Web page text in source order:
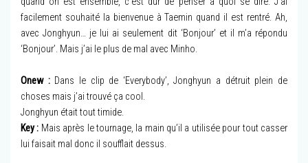
facilement souhaité la bienvenue à Taemin quand il est rentré. Ah,
avec Jonghyun… je lui ai seulement dit ‘Bonjour’ et il m’a répondu
‘Bonjour’. Mais j’ai le plus de mal avec Minho.
Onew : Dans le clip de ‘Everybody’, Jonghyun a détruit plein de
choses mais j’ai trouvé ça cool.
Jonghyun était tout timide.
Key : Mais après le tournage, la main qu’il a utilisée pour tout casser
lui faisait mal donc il soufflait dessus.